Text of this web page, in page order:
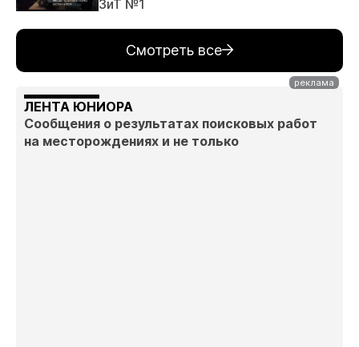
ЗиТ №1
Смотреть все
ЛЕНТА ЮНИОРА
Сообщения о результатах поисковых работ
на месторождениях и не только